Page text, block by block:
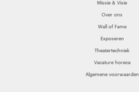
Missie & Visie
Over ons
Wall of Fame
Exposeren
Theatertechniek
Vacature horeca
Algemene voorwaarden